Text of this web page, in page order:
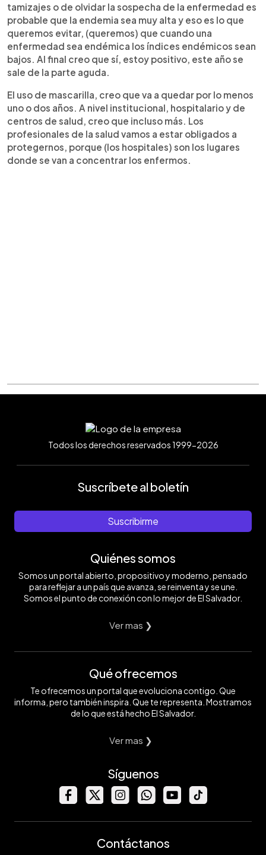
tamizajes o de olvidar la sospecha de la enfermedad es
probable que la endemia sea muy alta y eso es lo que
queremos evitar, (queremos) que cuando una
enfermedad sea endémica los índices endémicos sean
bajos. Al final creo que sí, estoy positivo, este año se
sale de la parte aguda.
El uso de mascarilla, creo que va a quedar por lo menos
uno o dos años. A nivel institucional, hospitalario y de
centros de salud, creo que incluso más. Los
profesionales de la salud vamos a estar obligados a
protegernos, porque (los hospitales) son los lugares
donde se van a concentrar los enfermos.
Todos los derechos reservados 1999-2026
Suscríbete al boletín
Suscribirme
Quiénes somos
Somos un portal abierto, propositivo y moderno, pensado
para reflejar a un país que avanza, se reinventa y se une.
Somos el punto de conexión con lo mejor de El Salvador.
Ver mas ❯
Qué ofrecemos
Te ofrecemos un portal que evoluciona contigo. Que
informa, pero también inspira. Que te representa. Mostramos
de lo que está hecho El Salvador.
Ver mas ❯
Síguenos
Contáctanos